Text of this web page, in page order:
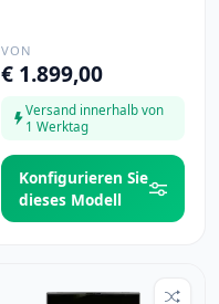
VON
€ 1.899,00
Versand innerhalb von
1 Werktag
Konfigurieren Sie
dieses Modell